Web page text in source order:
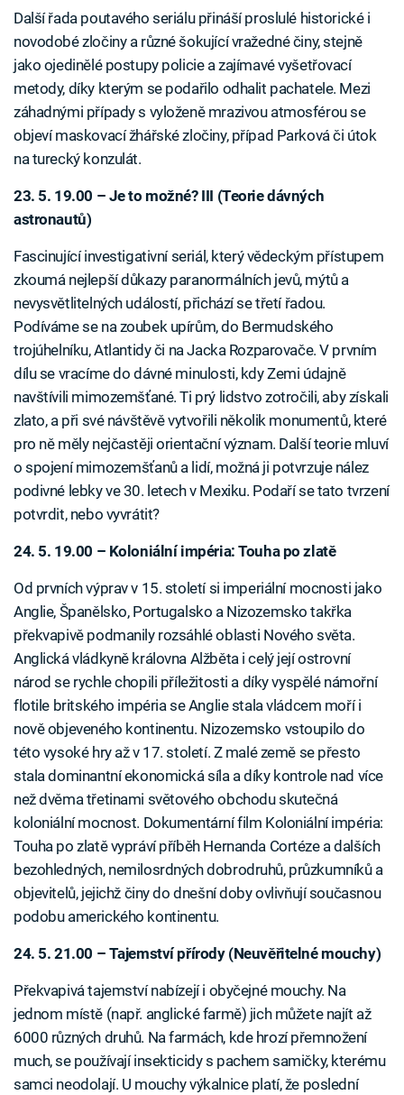
Další řada poutavého seriálu přináší proslulé historické i
novodobé zločiny a různé šokující vražedné činy, stejně
jako ojedinělé postupy policie a zajímavé vyšetřovací
metody, díky kterým se podařilo odhalit pachatele. Mezi
záhadnými případy s vyloženě mrazivou atmosférou se
objeví maskovací žhářské zločiny, případ Parková či útok
na turecký konzulát.
23. 5. 19.00 – Je to možné? III (Teorie dávných
astronautů)
Fascinující investigativní seriál, který vědeckým přístupem
zkoumá nejlepší důkazy paranormálních jevů, mýtů a
nevysvětlitelných událostí, přichází se třetí řadou.
Podíváme se na zoubek upírům, do Bermudského
trojúhelníku, Atlantidy či na Jacka Rozparovače. V prvním
dílu se vracíme do dávné minulosti, kdy Zemi údajně
navštívili mimozemšťané. Ti prý lidstvo zotročili, aby získali
zlato, a při své návštěvě vytvořili několik monumentů, které
pro ně měly nejčastěji orientační význam. Další teorie mluví
o spojení mimozemšťanů a lidí, možná ji potvrzuje nález
podivné lebky ve 30. letech v Mexiku. Podaří se tato tvrzení
potvrdit, nebo vyvrátit?
24. 5. 19.00 – Koloniální impéria: Touha po zlatě
Od prvních výprav v 15. století si imperiální mocnosti jako
Anglie, Španělsko, Portugalsko a Nizozemsko takřka
překvapivě podmanily rozsáhlé oblasti Nového světa.
Anglická vládkyně královna Alžběta i celý její ostrovní
národ se rychle chopili příležitosti a díky vyspělé námořní
flotile britského impéria se Anglie stala vládcem moří i
nově objeveného kontinentu. Nizozemsko vstoupilo do
této vysoké hry až v 17. století. Z malé země se přesto
stala dominantní ekonomická síla a díky kontrole nad více
než dvěma třetinami světového obchodu skutečná
koloniální mocnost. Dokumentární film Koloniální impéria:
Touha po zlatě vypráví příběh Hernanda Cortéze a dalších
bezohledných, nemilosrdných dobrodruhů, průzkumníků a
objevitelů, jejichž činy do dnešní doby ovlivňují současnou
podobu amerického kontinentu.
24. 5. 21.00 – Tajemství přírody (Neuvěřitelné mouchy)
Překvapivá tajemství nabízejí i obyčejné mouchy. Na
jednom místě (např. anglické farmě) jich můžete najít až
6000 různých druhů. Na farmách, kde hrozí přemnožení
much, se používají insekticidy s pachem samičky, kterému
samci neodolají. U mouchy výkalnice platí, že poslední